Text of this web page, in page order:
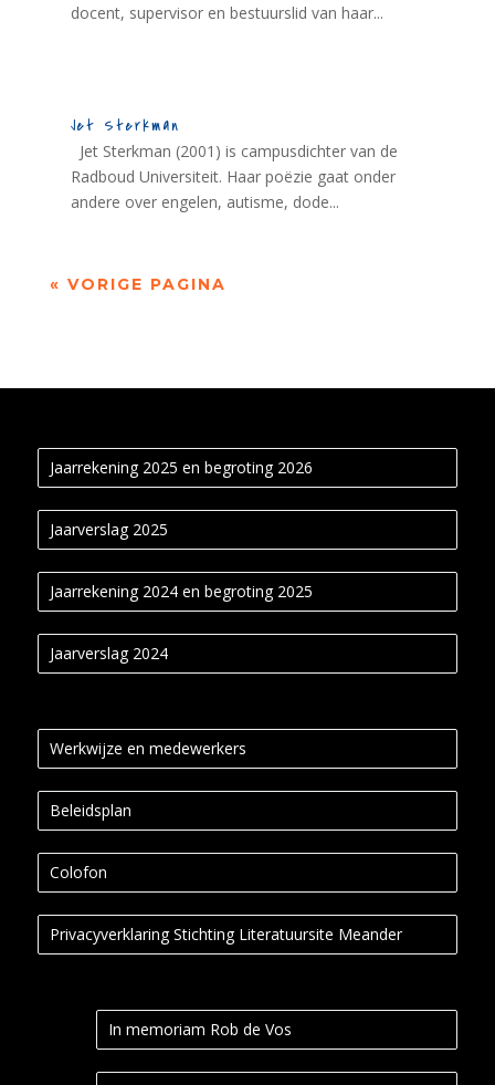
docent, supervisor en bestuurslid van haar...
Jet Sterkman
Jet Sterkman (2001) is campusdichter van de
Radboud Universiteit. Haar poëzie gaat onder
andere over engelen, autisme, dode...
« VORIGE PAGINA
Jaarrekening 2025 en begroting 2026
Jaarverslag 2025
Jaarrekening 2024 en begroting 2025
Jaarverslag 2024
Werkwijze en medewerkers
Beleidsplan
Colofon
Privacyverklaring Stichting Literatuursite Meander
In memoriam Rob de Vos